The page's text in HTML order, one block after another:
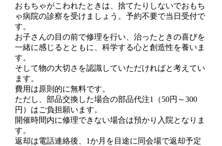
おもちゃがこわれたときは、捨てたりしないでおもち
ゃ病院の診察を受けましょう。予約不要で当日受付で
す。
お子さんの目の前で修理を行い、治ったときの喜びを
一緒に感じるとともに、科学する心と創造性を養いま
す。
そして物の大切さを認識していただければと考えてい
ます。
費用は原則的に無料です。
ただし、部品交換した場合の部品代注1（50円～300
円）はご負担願います。
開催時間内に修理できない場合は預かり入院となりま
す。
返却は電話連絡後、1か月を目途に同会場で返却予定